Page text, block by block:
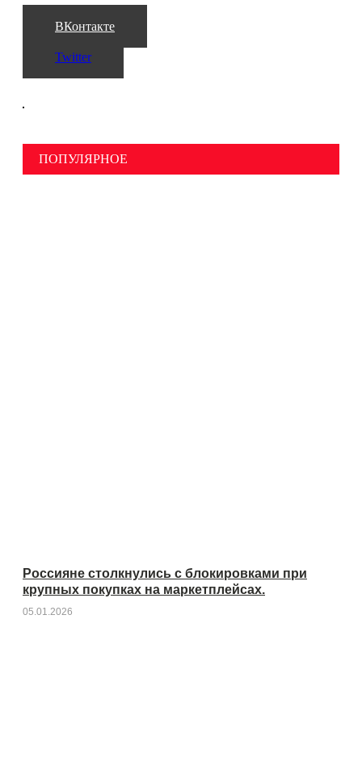
ВКонтакте
Twitter
ПОПУЛЯРНОЕ
Россияне столкнулись с блокировками при
крупных покупках на маркетплейсах.
05.01.2026